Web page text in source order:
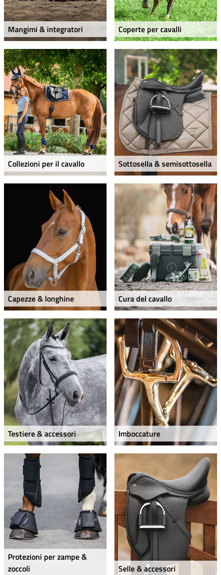
Mangimi & integratori Coperte per cavalli
Collezioni per il cavallo Sottosella & semisottosella
Capezze & longhine Cura del cavallo
Testiere & accessori Imboccature
Protezioni per zampe &
zoccoli
Selle & accessori